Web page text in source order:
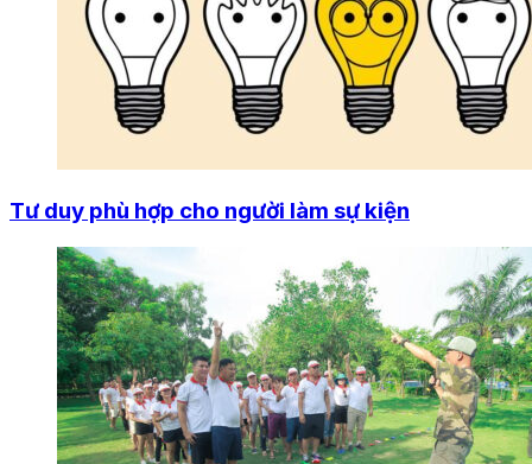
Tư duy phù hợp cho người làm sự kiện